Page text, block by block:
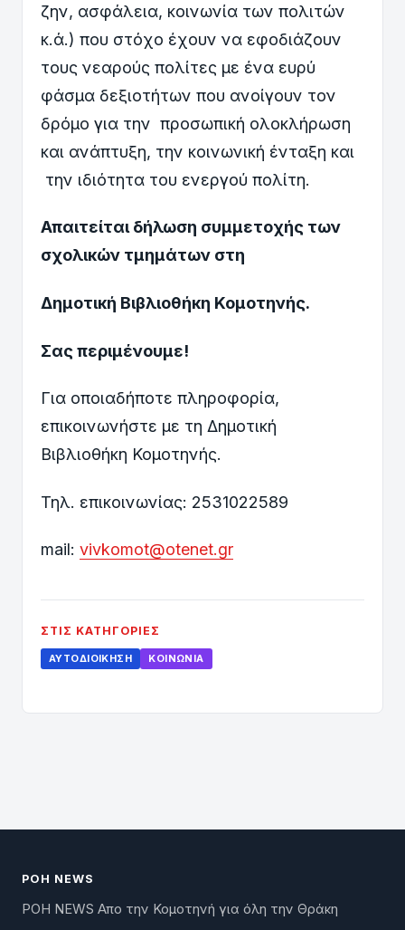
ζην, ασφάλεια, κοινωνία των πολιτών
κ.ά.) που στόχο έχουν να εφοδιάζουν
τους νεαρούς πολίτες με ένα ευρύ
φάσμα δεξιοτήτων που ανοίγουν τον
δρόμο για την προσωπική ολοκλήρωση
και ανάπτυξη, την κοινωνική ένταξη και
την ιδιότητα του ενεργού πολίτη.
Απαιτείται δήλωση συμμετοχής των
σχολικών τμημάτων στη
Δημοτική Βιβλιοθήκη Κομοτηνής.
Σας περιμένουμε!
Για οποιαδήποτε πληροφορία,
επικοινωνήστε με τη Δημοτική
Βιβλιοθήκη Κομοτηνής.
Τηλ. επικοινωνίας: 2531022589
mail: vivkomot@otenet.gr
ΣΤΙΣ ΚΑΤΗΓΟΡΊΕΣ
ΑΥΤΟΔΙΟΊΚΗΣΗ ΚΟΙΝΩΝΊΑ
ΡΟΗ NEWS
ΡΟΗ NEWS Απο την Κομοτηνή για όλη την Θράκη